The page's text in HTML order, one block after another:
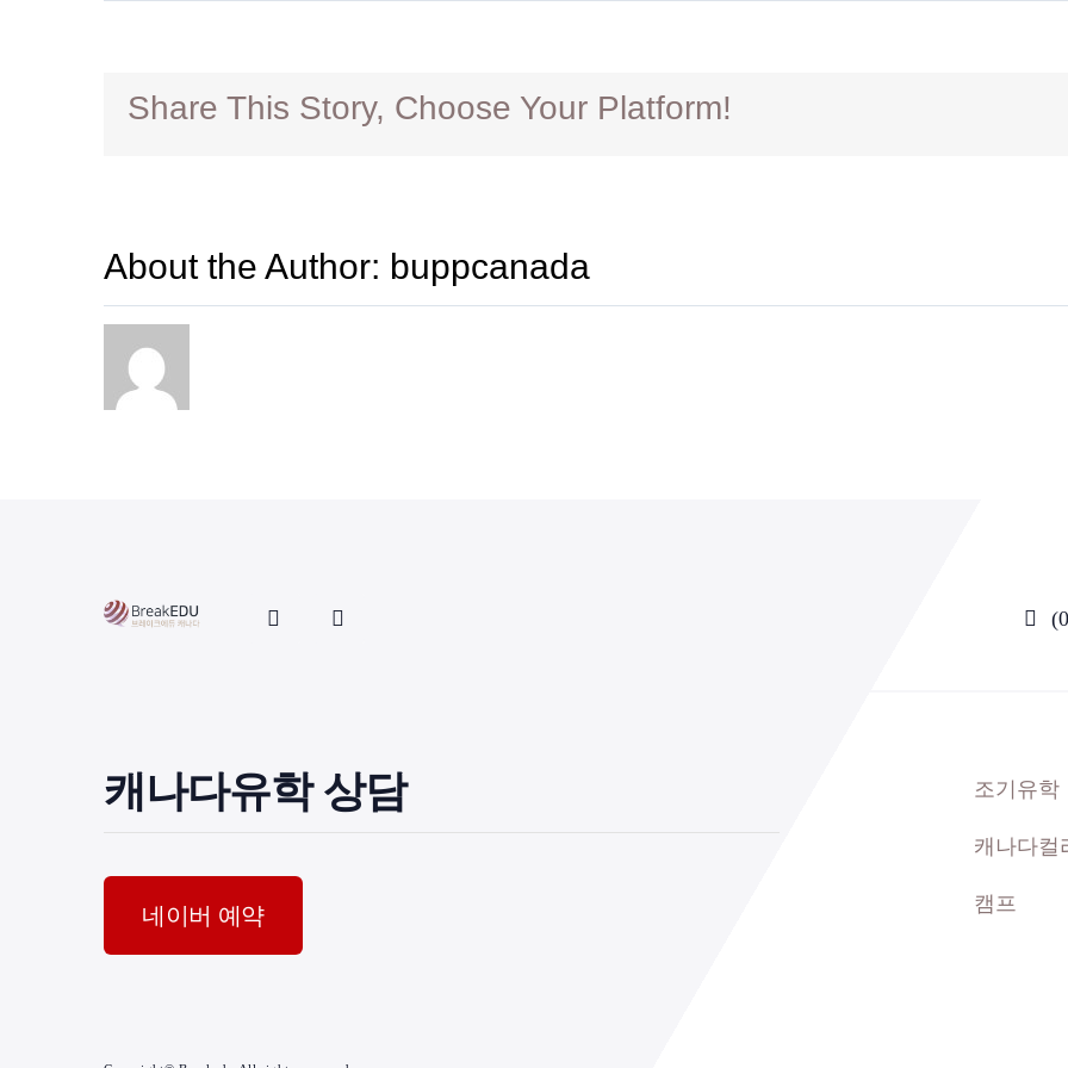
York
Share This Story, Choose Your Platform!
About the Author: buppcanada
캐나다유학 상담
네이버 예약
조기유학
캐나다컬
캠프